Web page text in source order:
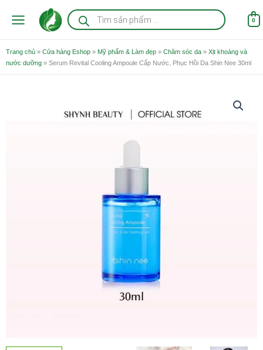
Tìm
kiếm
sản
0
Trang chủ » Cửa hàng Eshop » Mỹ phẩm & Làm đẹp » Chăm sóc da » Xịt khoáng và
nước dưỡng » Serum Revital Cooling Ampoule Cấp Nước, Phục Hồi Da Shin Nee 30ml